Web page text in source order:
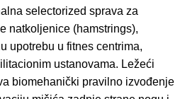
selectorized sprava za
natkoljenice (hamstrings),
upotrebu u fitnes centrima,
ustanovama. Ležeći
biomehanički pravilno izvođenje